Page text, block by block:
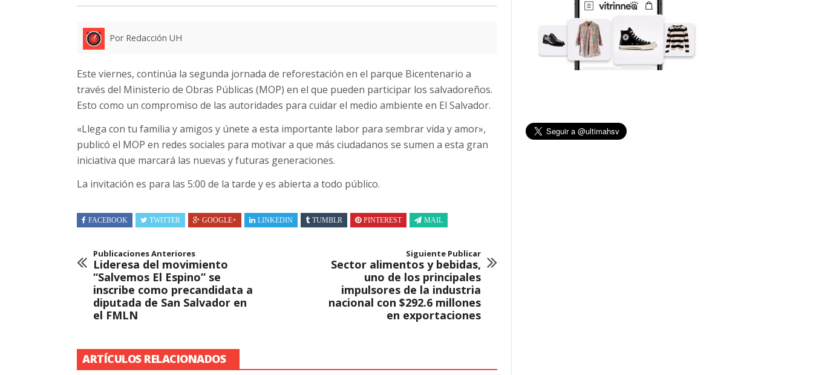
Por Redacción UH
Este viernes, continúa la segunda jornada de reforestación en el parque Bicentenario a
través del Ministerio de Obras Públicas (MOP) en el que pueden participar los salvadoreños.
Esto como un compromiso de las autoridades para cuidar el medio ambiente en El Salvador.
«Llega con tu familia y amigos y únete a esta importante labor para sembrar vida y amor»,
publicó el MOP en redes sociales para motivar a que más ciudadanos se sumen a esta gran
iniciativa que marcará las nuevas y futuras generaciones.
La invitación es para las 5:00 de la tarde y es abierta a todo público.
FACEBOOK TWITTER GOOGLE+ LINKEDIN TUMBLR PINTEREST MAIL
Publicaciones Anteriores
Lideresa del movimiento
“Salvemos El Espino” se
inscribe como precandidata a
diputada de San Salvador en
el FMLN
Siguiente Publicar
Sector alimentos y bebidas,
uno de los principales
impulsores de la industria
nacional con $292.6 millones
en exportaciones
ARTÍCULOS RELACIONADOS